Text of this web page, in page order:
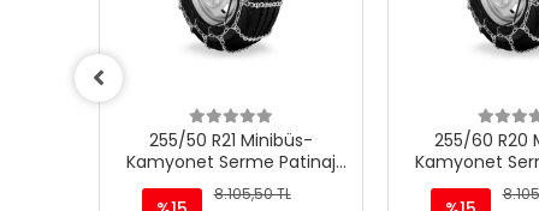
255/60 R20 Minibüs-
Kamyonet Serme Patinaj
Zinciri - M220
8.105,50 TL
255/70 R18
Kamyonet
Zinciri -